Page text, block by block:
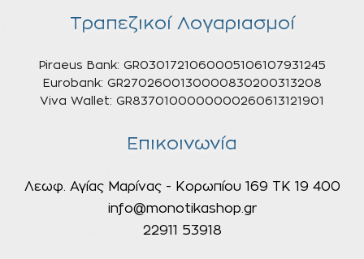
Τραπεζικοί Λογαριασμοί
Piraeus Bank: GR0301721060005106107931245
Eurobank: GR2702600130000830200313208
Viva Wallet: GR8370100000000260613121901
Επικοινωνία
Λεωφ. Αγίας Μαρίνας - Κορωπίου 169 ΤΚ 19 400
info@monotikashop.gr
22911 53918